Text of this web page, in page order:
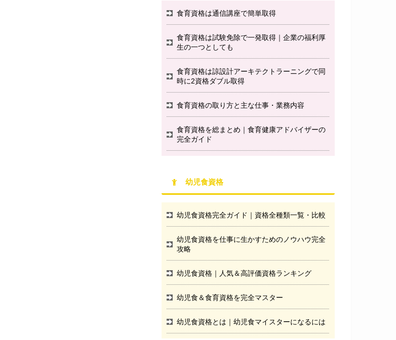
食育資格は通信講座で簡単取得
食育資格は試験免除で一発取得｜企業の福利厚
生の一つとしても
食育資格は諒設計アーキテクトラーニングで同
時に2資格ダブル取得
食育資格の取り方と主な仕事・業務内容
食育資格を総まとめ｜食育健康アドバイザーの
完全ガイド
幼児食資格
幼児食資格完全ガイド｜資格全種類一覧・比較
幼児食資格を仕事に生かすためのノウハウ完全
攻略
幼児食資格｜人気＆高評価資格ランキング
幼児食＆食育資格を完全マスター
幼児食資格とは｜幼児食マイスターになるには